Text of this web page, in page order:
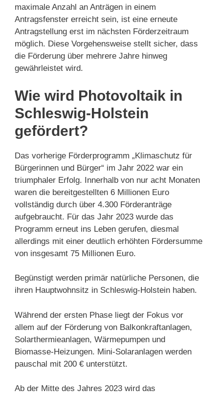
maximale Anzahl an Anträgen in einem
Antragsfenster erreicht sein, ist eine erneute
Antragstellung erst im nächsten Förderzeitraum
möglich. Diese Vorgehensweise stellt sicher, dass
die Förderung über mehrere Jahre hinweg
gewährleistet wird.
Wie wird Photovoltaik in
Schleswig-Holstein
gefördert?
Das vorherige Förderprogramm „Klimaschutz für
Bürgerinnen und Bürger“ im Jahr 2022 war ein
triumphaler Erfolg. Innerhalb von nur acht Monaten
waren die bereitgestellten 6 Millionen Euro
vollständig durch über 4.300 Förderanträge
aufgebraucht. Für das Jahr 2023 wurde das
Programm erneut ins Leben gerufen, diesmal
allerdings mit einer deutlich erhöhten Fördersumme
von insgesamt 75 Millionen Euro.
Begünstigt werden primär natürliche Personen, die
ihren Hauptwohnsitz in Schleswig-Holstein haben.
Während der ersten Phase liegt der Fokus vor
allem auf der Förderung von Balkonkraftanlagen,
Solarthermieanlagen, Wärmepumpen und
Biomasse-Heizungen. Mini-Solaranlagen werden
pauschal mit 200 € unterstützt.
Ab der Mitte des Jahres 2023 wird das